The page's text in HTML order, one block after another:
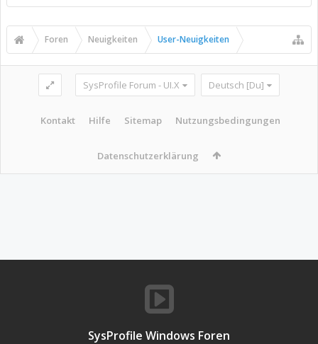
Foren Neuigkeiten User-Neuigkeiten
SysProfile Forum - UI.X Deutsch [Du]
Kontakt Hilfe Sitemap Nutzungsbedingungen
Datenschutzerklärung
SysProfile Windows Foren